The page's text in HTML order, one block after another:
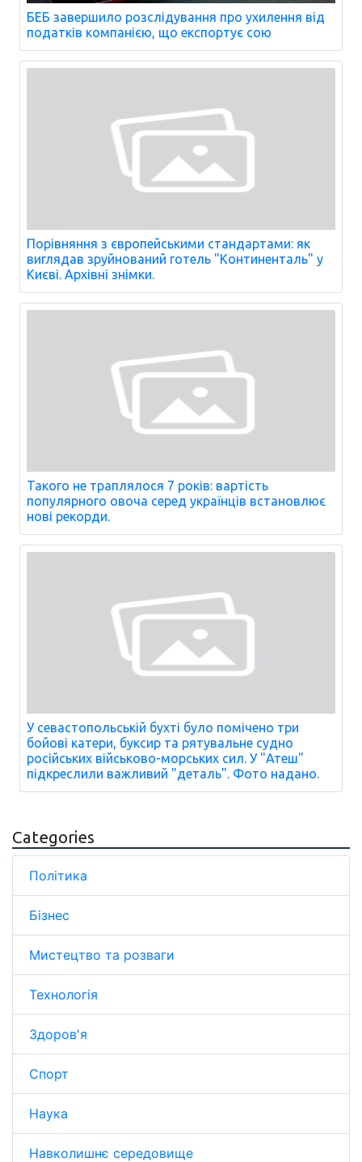
БЕБ завершило розслідування про ухилення від
податків компанією, що експортує сою
Порівняння з європейськими стандартами: як
виглядав зруйнований готель "Континенталь" у
Києві. Архівні знімки.
Такого не траплялося 7 років: вартість
популярного овоча серед українців встановлює
нові рекорди.
У севастопольській бухті було помічено три
бойові катери, буксир та рятувальне судно
російських військово-морських сил. У "Атеш"
підкреслили важливий "деталь". Фото надано.
Categories
Політика
Бізнес
Мистецтво та розваги
Технологія
Здоров'я
Спорт
Наука
Навколишнє середовище